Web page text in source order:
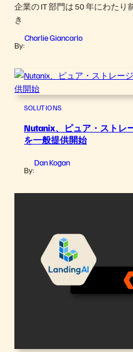
企業の IT 部門は 50 年にわた
き
By:
Charlie Giancarlo
SOLUTIONS
Nutanix、ピュア・ストレ
を一般提供開始
By:
Dan Kogan